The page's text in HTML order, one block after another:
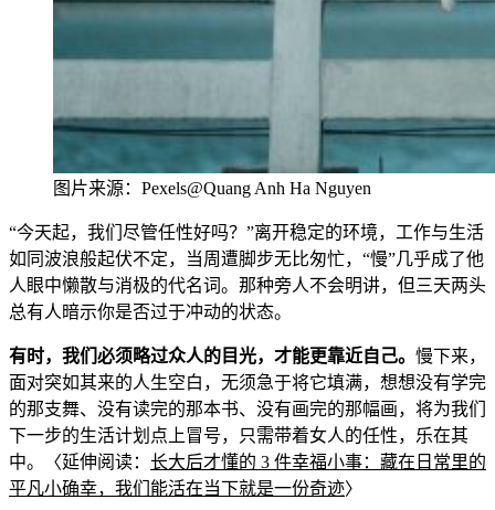
图 片来源：Pexels@Quang Anh Ha Nguyen
“今天起，我们尽管任性好吗？”离开稳定的环境，工作与生活
如同波浪般起伏不定，当周遭脚步无比匆忙，“慢”几乎成了他
人眼中懒散与消极的代名词。那种旁人不会明讲，但三天两头
总有人暗示你是否过于冲动的状态。
有时，我们必须略过众人的目光，才能更靠近自己。 慢下来，
面对突如其来的人生空白，无须急于将它填满，想想没有学完
的那支舞、没有读完的那本书、没有画完的那幅画，将为我们
下一步的生活计划点上冒号，只需带着女人的任性，乐在其
中。〈延伸阅读： 长大后才懂的 3 件幸福小事：藏在日常里的
平凡小确幸，我们能活在当下就是一份奇迹〉